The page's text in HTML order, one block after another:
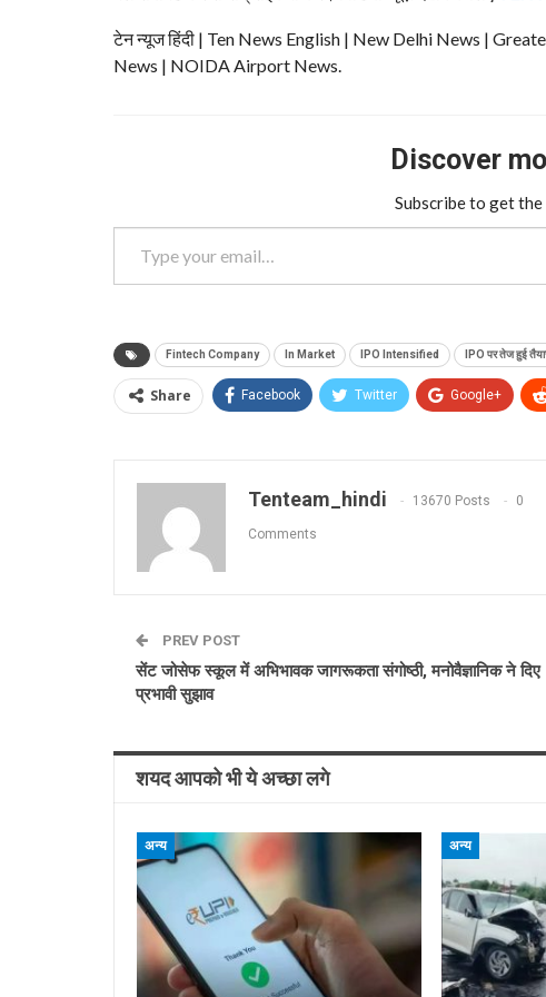
टेन न्यूज हिंदी | Ten News English | New Delhi News |
News | NOIDA Airport News.
Discover
Subscribe to get
Type your email…
Fintech Company In Market IPO Intensified IPO पर तेज हुई
Share Facebook Twitter Google+
Tenteam_hindi 13670 Posts 0
Comments
PREV POST
सेंट जोसेफ स्कूल में अभिभावक जागरूकता संगोष्ठी, मनोवैज्ञानिक ने दिए
प्रभावी सुझाव
शयद आपको भी ये अच्छा लगे
अन्य अन्य